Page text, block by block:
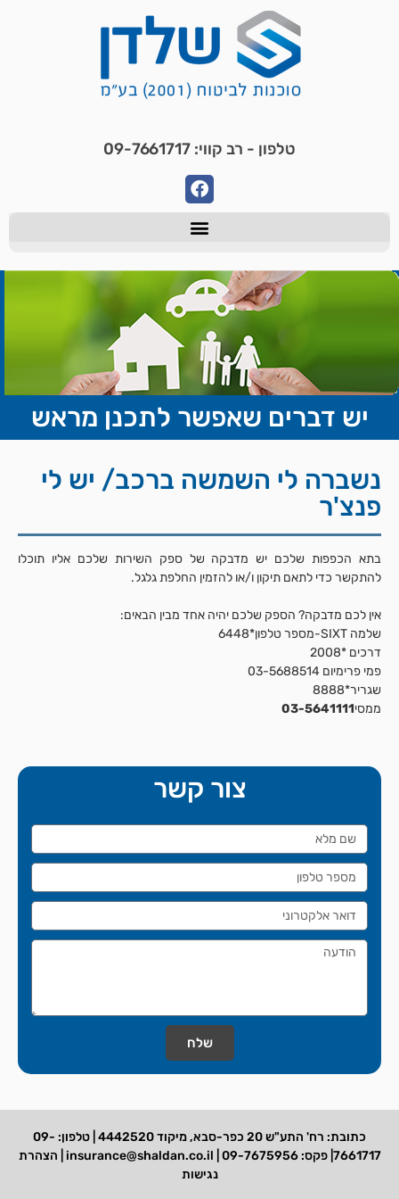
טלפון - רב קווי: 09-7661717
יש דברים שאפשר לתכנן מראש
נשברה לי השמשה ברכב/ יש לי
פנצ'ר
בתא הכפפות שלכם יש מדבקה של ספק השירות שלכם אליו תוכלו
להתקשר כדי לתאם תיקון ו/או להזמין החלפת גלגל.
אין לכם מדבקה? הספק שלכם יהיה אחד מבין הבאים:
שלמה SIXT-מספר טלפון*6448
דרכים *2008
פמי פרימיום 03-5688514
שגריר*8888
ממסי03-5641111
צור קשר
שלח
כתובת: רח' התע"ש 20 כפר-סבא, מיקוד 4442520 | טלפון: 09-
7661717| פקס: 09-7675956 | insurance@shaldan.co.il | הצהרת
נגישות